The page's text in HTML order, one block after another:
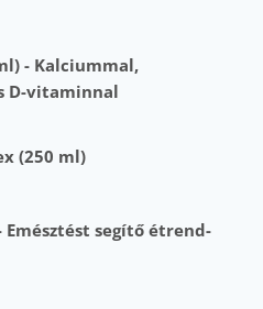
- Kalciummal,
D-vitaminnal
(250 ml)
Emésztést segítő étrend-